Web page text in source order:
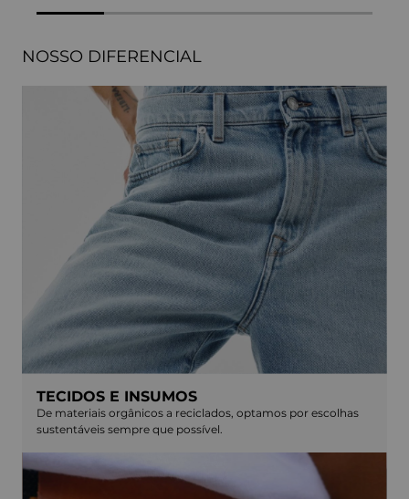
NOSSO DIFERENCIAL
TECIDOS E INSUMOS
De materiais orgânicos a reciclados, optamos por escolhas
sustentáveis sempre que possível.